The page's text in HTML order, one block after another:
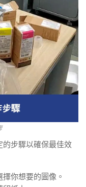
的步驟以確保最佳效
你想要的圖像。